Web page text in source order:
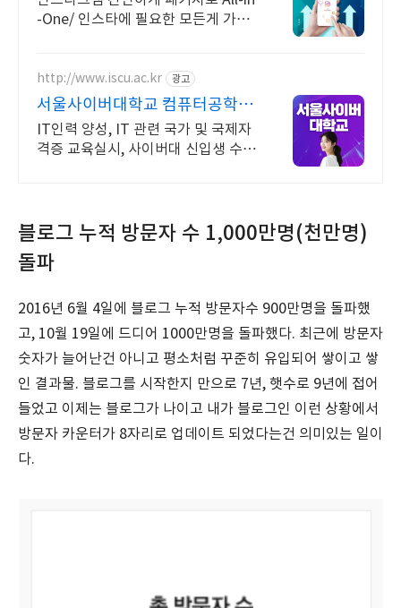
-One/ 인스타에 필요한 모든게 가능
http://www.iscu.ac.kr 광고
서울사이버대학교 컴퓨터공학과
2026 가을학기 신편입생
IT인력 양성, IT 관련 국가 및 국제자
격증 교육실시, 사이버대 신입생 수 1
블로그 누적 방문자 수 1,000만명(천만명)
돌파
2016년 6월 4일에 블로그 누적 방문자수 900만명을 돌파했
고, 10월 19일에 드디어 1000만명을 돌파했다. 최근에 방문자
숫자가 늘어난건 아니고 평소처럼 꾸준히 유입되어 쌓이고 쌓
인 결과물. 블로그를 시작한지 만으로 7년, 햇수로 9년에 접어
들었고 이제는 블로그가 나이고 내가 블로그인 이런 상황에서
방문자 카운터가 8자리로 업데이트 되었다는건 의미있는 일이
다.